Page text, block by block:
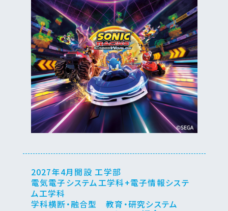
2027年4月開設 工学部
電気電子システム工学科+電子情報システ
ム工学科
学科横断・融合型 教育・研究システム